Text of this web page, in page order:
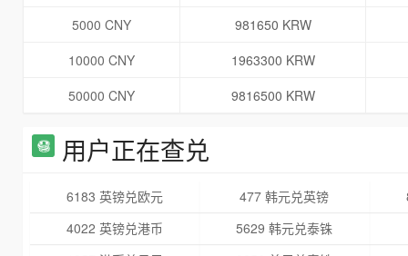
5000 CNY
981650 KRW
10000 CNY
1963300 KRW
50000 CNY
9816500 KRW
用户正在查兑
6183 英镑兑欧元 477 韩元兑英镑
4022 英镑兑港币
5629 韩元兑泰铢